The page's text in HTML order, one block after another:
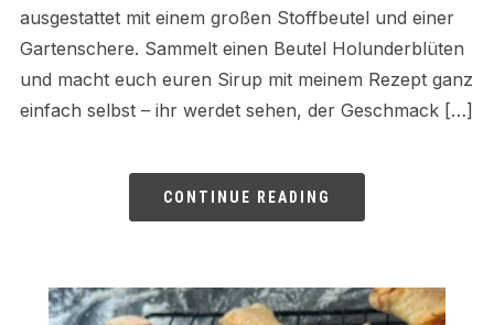
ausgestattet mit einem großen Stoffbeutel und einer
Gartenschere. Sammelt einen Beutel Holunderblüten
und macht euch euren Sirup mit meinem Rezept ganz
einfach selbst – ihr werdet sehen, der Geschmack […]
CONTINUE READING